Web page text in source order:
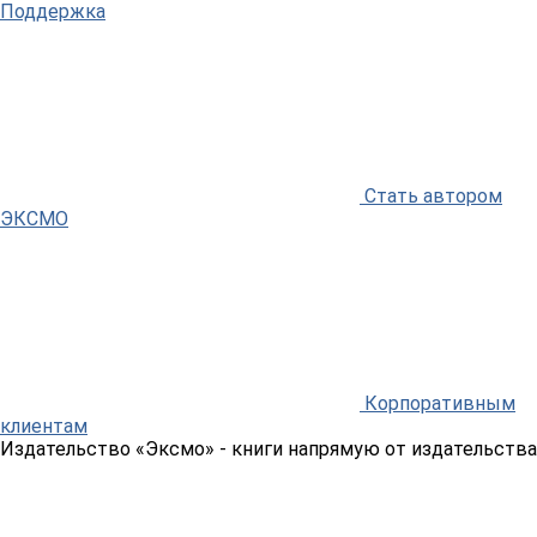
Поддержка
Стать автором
ЭКСМО
Корпоративным
клиентам
Издательство «Эксмо» - книги напрямую от издательства